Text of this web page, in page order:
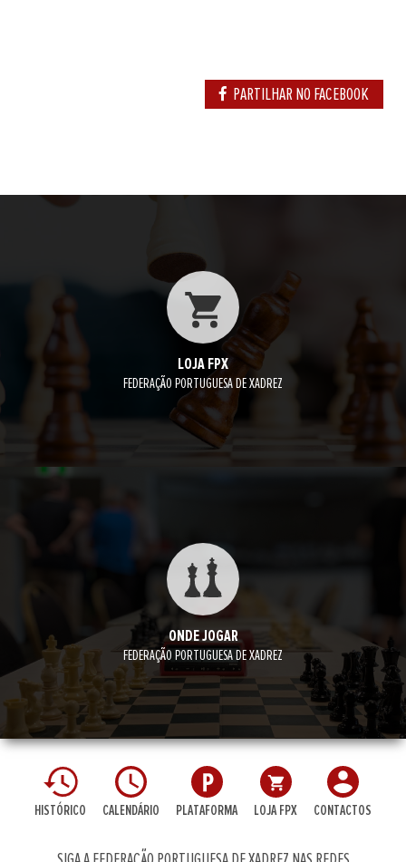
PARTILHAR NO FACEBOOK
LOJA FPX
FEDERAÇÃO PORTUGUESA DE XADREZ
ONDE JOGAR
FEDERAÇÃO PORTUGUESA DE XADREZ
HISTÓRICO CALENDÁRIO PLATAFORMA LOJA FPX CONTACTOS